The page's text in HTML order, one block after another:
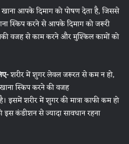
खाना आपके दिमाग को पोषण देता है, जिससे
स्किप करने से आपके दिमाग को जरूरी
वजह से काम करने और मुश्किल कामों को
शरीर में शुगर लेवल जरूरत से कम न हो,
स्किप करने की वजह
इसमें शरीर में शुगर की मात्रा काफी कम हो
इस कंडीशन से ज्यादा सावधान रहना